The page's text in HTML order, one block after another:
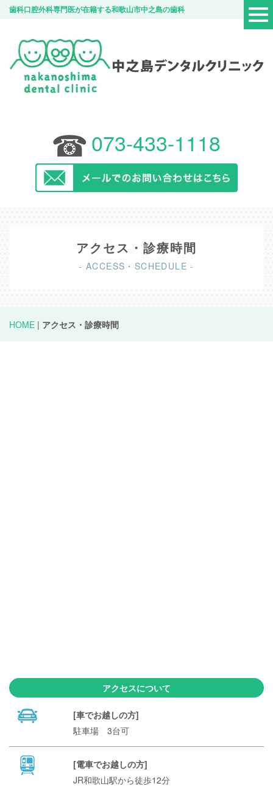
歯科口腔外科専門医が在籍する和歌山市中之島の歯科
073-433-1118
アクセス・診療時間
- ACCESS・SCHEDULE -
HOME | アクセス・診療時間
アクセスについて
[車でお越しの方]
駐車場 3台可
[電車でお越しの方]
JR和歌山駅から徒歩12分